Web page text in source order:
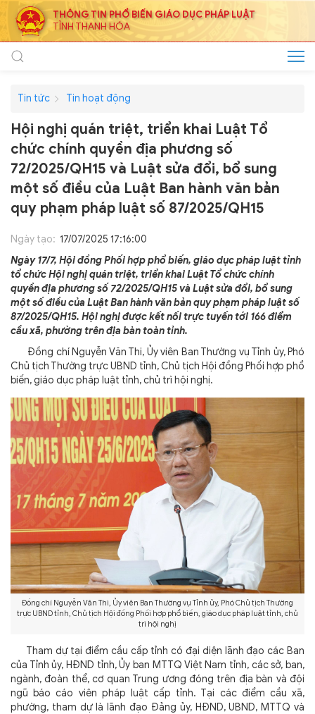
THÔNG TIN PHỔ BIẾN GIÁO DỤC PHÁP LUẬT
TỈNH THANH HÓA
Tin tức Tin hoạt động
Hội nghị quán triệt, triển khai Luật Tổ
chức chính quyền địa phương số
72/2025/QH15 và Luật sửa đổi, bổ sung
một số điều của Luật Ban hành văn bản
quy phạm pháp luật số 87/2025/QH15
Ngày tạo: 17/07/2025 17:16:00
Ngày 17/7, Hội đồng Phối hợp phổ biến, giáo dục pháp luật tỉnh
tổ chức Hội nghị quán triệt, triển khai Luật Tổ chức chính
quyền địa phương số 72/2025/QH15 và Luật sửa đổi, bổ sung
một số điều của Luật Ban hành văn bản quy phạm pháp luật số
87/2025/QH15. Hội nghị được kết nối trực tuyến tới 166 điểm
cầu xã, phường trên địa bàn toàn tỉnh.
Đồng chí Nguyễn Văn Thi, Ủy viên Ban Thường vụ Tỉnh ủy, Phó
Chủ tịch Thường trực UBND tỉnh, Chủ tịch Hội đồng Phối hợp phổ
biến, giáo dục pháp luật tỉnh, chủ trì hội nghị.
Đồng chí Nguyễn Văn Thi, Ủy viên Ban Thường vụ Tỉnh ủy, Phó Chủ tịch Thường
trực UBND tỉnh, Chủ tịch Hội đồng Phối hợp phổ biến, giáo dục pháp luật tỉnh, chủ
trì hội nghị
Tham dự tại điểm cầu cấp tỉnh có đại diện lãnh đạo các Ban
của Tỉnh ủy, HĐND tỉnh, Ủy ban MTTQ Việt Nam tỉnh, các sở, ban,
ngành, đoàn thể, cơ quan Trung ương đóng trên địa bàn và đội
ngũ báo cáo viên pháp luật cấp tỉnh. Tại các điểm cầu xã,
phường, tham dự là lãnh đạo Đảng ủy, HĐND, UBND, MTTQ và